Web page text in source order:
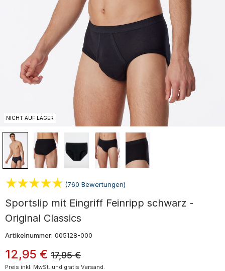
NICHT AUF LAGER
(760 Bewertungen)
Sportslip mit Eingriff Feinripp schwarz -
Original Classics
Artikelnummer: 005128-000
12,95 € 17,95€
Preis inkl. MwSt. und gratis Versand.